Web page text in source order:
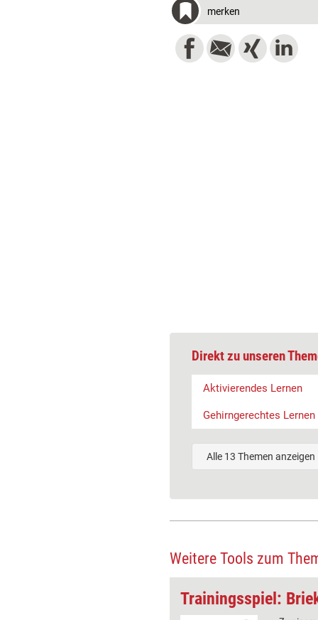
merken
Direkt zu unseren
Aktivierendes Lernen
Gehirngerechtes Lernen
Alle 13 Themen anzeigen
Weitere Tools zum
Trainingsspiel: